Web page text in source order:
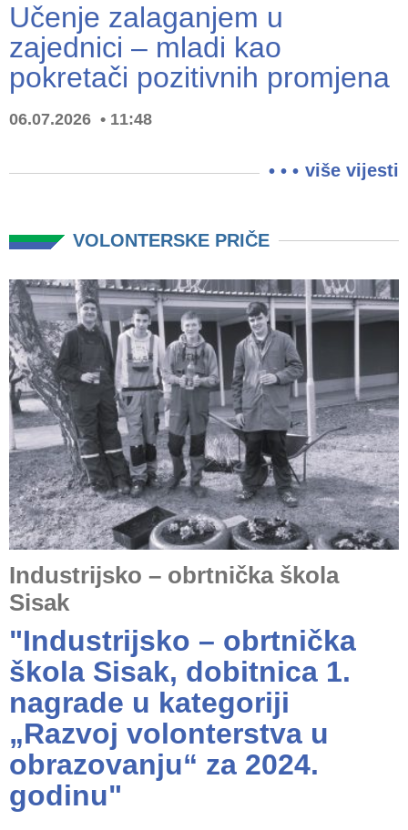
Učenje zalaganjem u
zajednici – mladi kao
pokretači pozitivnih promjena
06.07.2026 11:48
više vijesti
VOLONTERSKE PRIČE
Industrijsko – obrtnička škola
Sisak
"Industrijsko – obrtnička
škola Sisak, dobitnica 1.
nagrade u kategoriji
„Razvoj volonterstva u
obrazovanju“ za 2024.
godinu"